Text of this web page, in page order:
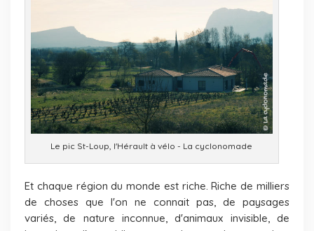
Le pic St-Loup, l'Hérault à vélo - La cyclonomade
Et chaque région du monde est riche. Riche de milliers
de choses que l'on ne connait pas, de paysages
variés, de nature inconnue, d'animaux invisible, de